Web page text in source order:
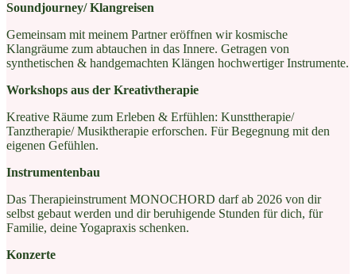
Soundjourney/ Klangreisen
Gemeinsam mit meinem Partner eröffnen wir kosmische
Klangräume zum abtauchen in das Innere. Getragen von
synthetischen & handgemachten Klängen hochwertiger Instrumente.
Workshops aus der Kreativtherapie
Kreative Räume zum Erleben & Erfühlen: Kunsttherapie/
Tanztherapie/ Musiktherapie erforschen. Für Begegnung mit den
eigenen Gefühlen.
Instrumentenbau
Das Therapieinstrument MONOCHORD darf ab 2026 von dir
selbst gebaut werden und dir beruhigende Stunden für dich, für
Familie, deine Yogapraxis schenken.
Konzerte